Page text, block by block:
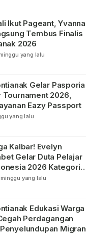
Ikut Pageant, Yvanna
Tembus Finalis
2026
yang lalu
Gelar Pasporia
2026,
Eazy Passport
yang lalu
Kalbar! Evelyn
Gelar Duta Pelajar
2026 Kategori
minggu yang lalu
Edukasi Warga
Perdagangan
Migran